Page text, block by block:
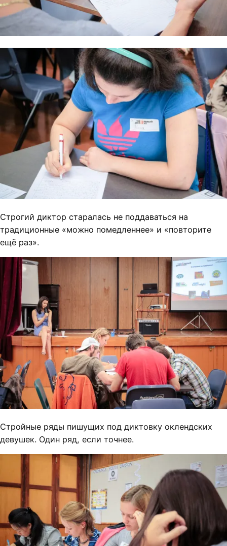
Строгий диктор старалась не поддаваться на
традиционные «можно помедленнее» и «повторите
ещё раз».
Стройные ряды пишущих под диктовку оклендских
девушек. Один ряд, если точнее.